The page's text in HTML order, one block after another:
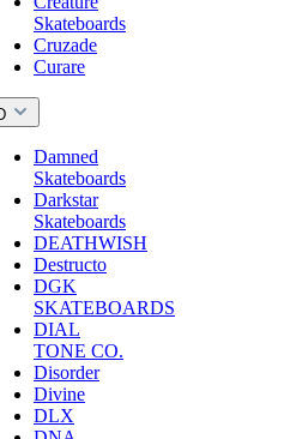
Skateboards
Cruzade
Curare
Damned
Skateboards
Darkstar
Skateboards
DEATHWISH
Destructo
DGK
SKATEBOARDS
DIAL
TONE CO.
Disorder
Divine
DLX